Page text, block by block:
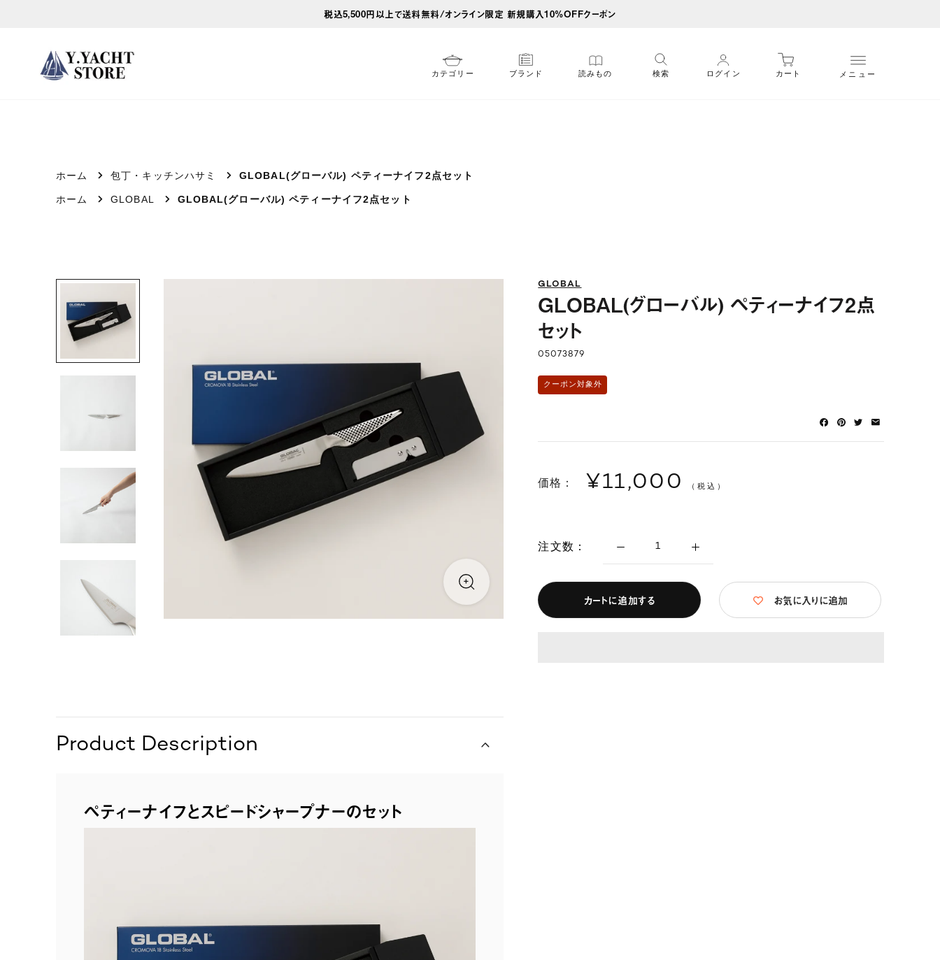
税込5,500円以上で送料無料/オンライン限定 新規購入10%OFFクーポン
カテゴリー ブランド 読みもの 検索 ログイン カート メニュー
ホーム 包丁・キッチンハサミ GLOBAL(グローバル) ペティーナイフ2点セット
ホーム GLOBAL GLOBAL(グローバル) ペティーナイフ2点セット
GLOBAL
GLOBAL(グローバル) ペティーナイフ2点
セット
05073879
クーポン対象外
価格： ¥11,000 （税込）
注文数：
カートに追加する お気に入りに追加
Product Description
ペティーナイフとスピードシャープナーのセット